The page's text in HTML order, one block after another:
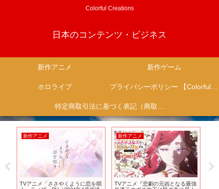
Colorful Creations
日本のコンテンツ・ビジネス
新作アニメ 新作ゲーム
ホロライブ プライバシーポリシー 【Colorful Creation】
特定商取引法に基づく表記（商取引に関する開示）
新作アニメ
TVアニメ「ささやくように恋を唄
新作アニメ
TVアニメ『悲劇の元凶となる最強